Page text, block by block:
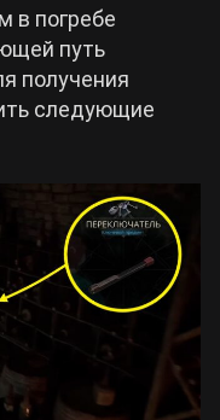
в погребе
путь
получения
следующие